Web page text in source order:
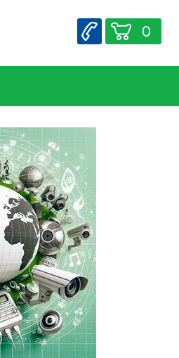
0
товаров от краж
технология
технология
на стеллажах
озвучивания